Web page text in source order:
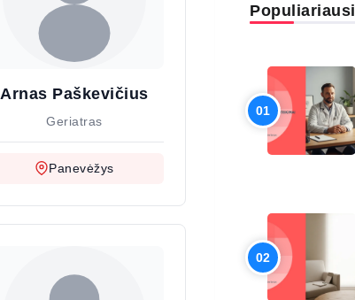
Arnas Paškevičius
Geriatras
Panevėžys
Populiariausi